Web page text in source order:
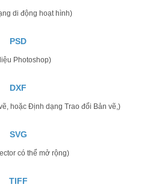
di động hoạt hình)
PSD
Photoshop)
DXF
hoặc Định dạng Trao đổi Bản vẽ,)
SVG
có thể mở rộng)
TIFF